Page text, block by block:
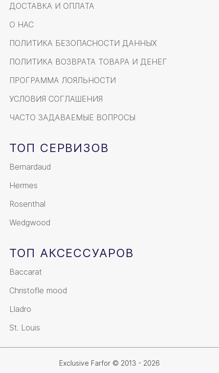
ДОСТАВКА И ОПЛАТА
О НАС
ПОЛИТИКА БЕЗОПАСНОСТИ ДАННЫХ
ПОЛИТИКА ВОЗВРАТА ТОВАРА И ДЕНЕГ
ПРОГРАММА ЛОЯЛЬНОСТИ
УСЛОВИЯ СОГЛАШЕНИЯ
ЧАСТО ЗАДАВАЕМЫЕ ВОПРОСЫ
ТОП СЕРВИЗОВ
Bernardaud
Hermes
Rosenthal
Wedgwood
ТОП АКСЕССУАРОВ
Baccarat
Christofle mood
Lladro
St. Louis
Exclusive Farfor © 2013 - 2026